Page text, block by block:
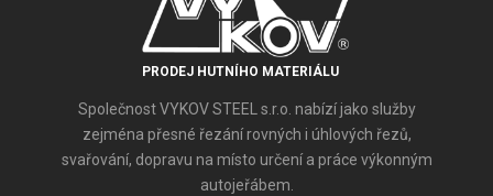
PRODEJ HUTNÍHO MATERIÁLU
Společnost VYKOV STEEL s.r.o. nabízí jako služby
zejména přesné řezání rovných i úhlových řezů,
svařování, dopravu na místo určení a práce výkonným
autojeřábem.